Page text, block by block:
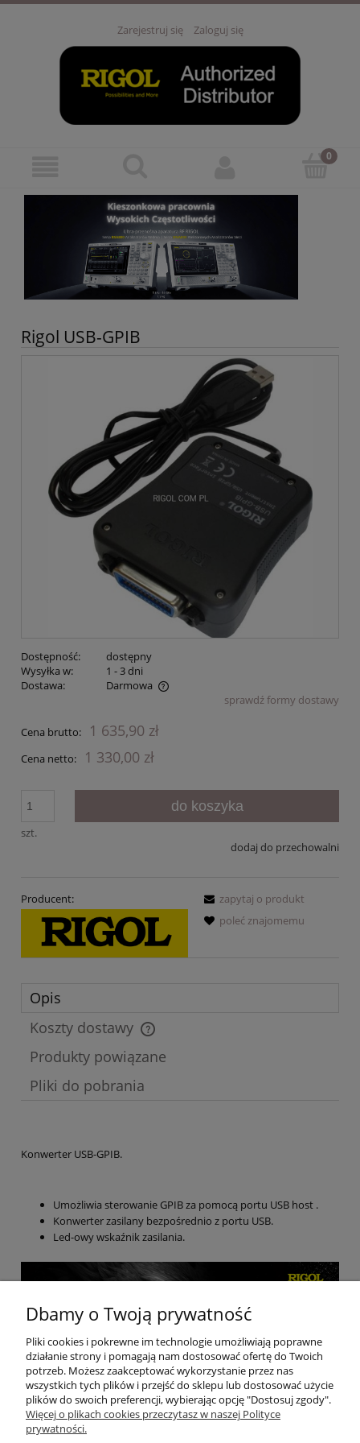
Zarejestruj się Zaloguj się
Rigol USB-GPIB
Dostępność:
dostępny
Wysyłka w:
1 - 3 dni
Dostawa:
Darmowa
Cena nie zawiera ewentualnych kosztów płatnościsprawdź formy dostawy
Cena brutto: 1 635,90 zł
Cena netto: 1 330,00 zł
szt.
do koszyka
dodaj do przechowalni
Producent:
zapytaj o produkt
poleć znajomemu
Opis
Koszty dostawy
Cena nie zawiera ewentualnych kosztów płatności
Produkty powiązane
Pliki do pobrania
Konwerter USB-GPIB.
Umożliwia sterowanie GPIB za pomocą portu USB host .
Konwerter zasilany bezpośrednio z portu USB.
Led-owy wskaźnik zasilania.
Dbamy o Twoją prywatność
Pliki cookies i pokrewne im technologie umożliwiają poprawne
działanie strony i pomagają nam dostosować ofertę do Twoich
potrzeb. Możesz zaakceptować wykorzystanie przez nas
wszystkich tych plików i przejść do sklepu lub dostosować użycie
plików do swoich preferencji, wybierając opcję "Dostosuj zgody".
Więcej o plikach cookies przeczytasz w naszej Polityce
prywatności.